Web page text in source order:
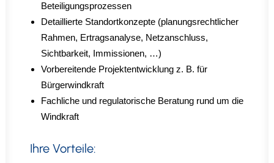
Beteiligungsprozessen
Detaillierte Standortkonzepte (planungsrechtlicher
Rahmen, Ertragsanalyse, Netzanschluss,
Sichtbarkeit, Immissionen, …)
Vorbereitende Projektentwicklung z. B. für
Bürgerwindkraft
Fachliche und regulatorische Beratung rund um die
Windkraft
Ihre Vorteile: